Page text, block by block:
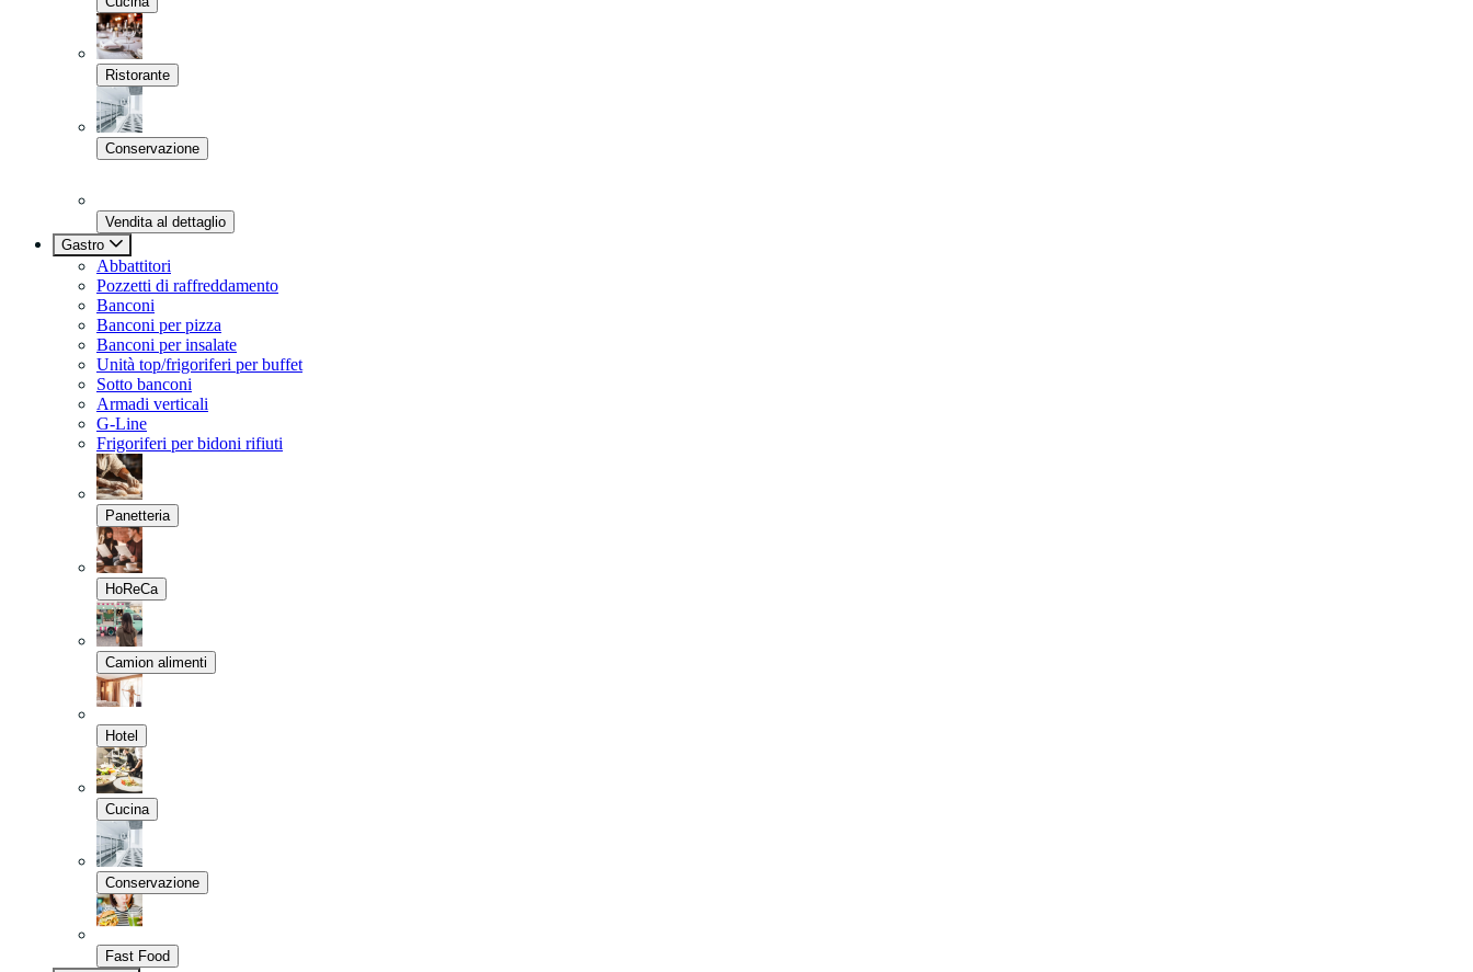
Ristorante
Conservazione
Vendita al dettaglio
Gastro
Abbattitori
Pozzetti di raffreddamento
Banconi
Banconi per pizza
Banconi per insalate
Unità top/frigoriferi per buffet
Sotto banconi
Armadi verticali
G-Line
Frigoriferi per bidoni rifiuti
Panetteria
HoReCa
Camion alimenti
Hotel
Cucina
Conservazione
Fast Food